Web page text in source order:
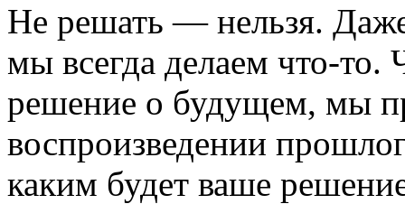
Не решать — нельзя.
мы всегда делаем что-
решение о будущем, мы
воспроизведении
каким будет ваше